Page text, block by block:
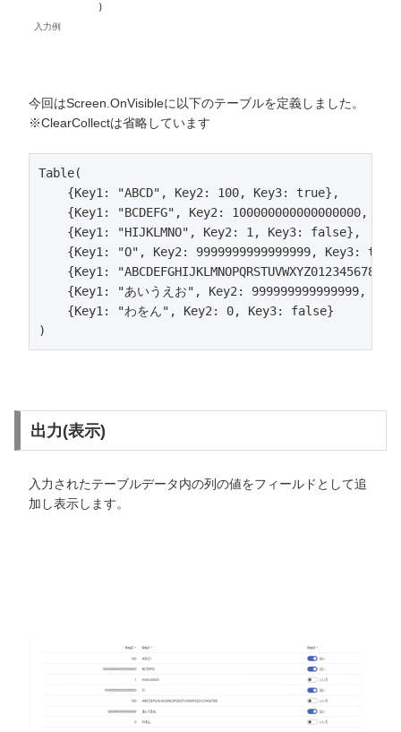
)
入力例
今回はScreen.OnVisibleに以下のテーブルを定義しました。
※ClearCollectは省略しています
Table(
    {Key1: "ABCD", Key2: 100, Key3: true},
{Key1: "BCDEFG", Key2: 100000000000000000,
    {Key1: "HIJKLMNO", Key2: 1, Key3: false},
{Key1: "O", Key2: 9999999999999999, Key3:
{Key1:
{Key1: "あいうえお", Key2: 999999999999999,
    {Key1: "わをん", Key2: 0, Key3: false}
)
出力(表示)
入力されたテーブルデータ内の列の値をフィールドとして追
加し表示します。